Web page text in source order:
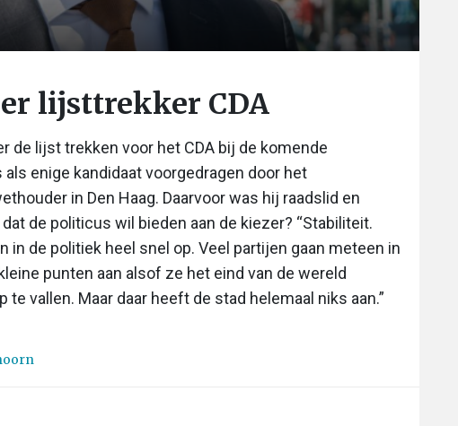
lijsttrekker CDA
de lijst trekken voor het CDA bij de komende
enige kandidaat voorgedragen door het
in Den Haag. Daarvoor was hij raadslid en
de politicus wil bieden aan de kiezer? “Stabiliteit.
in de politiek heel snel op. Veel partijen gaan meteen in
punten aan alsof ze het eind van de wereld
te vallen. Maar daar heeft de stad helemaal niks aan.”